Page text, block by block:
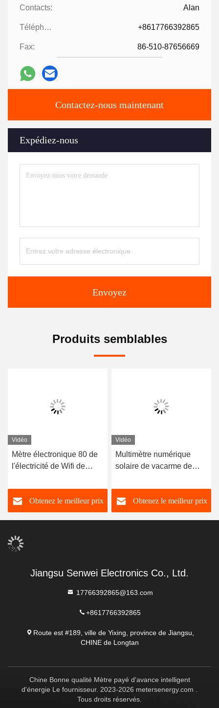
Contacts: Alan
Téléphone: +8617766392865
Fax: 86-510-87656669
Contactez-nous maintenant
Expédiez-nous
Envoyez
Produits semblables
Vidéo
Mètre électronique 80 de
l'électricité de Wifi de
vacarme monophasé de
C.C à 260VAC
Obtenez le meilleur prix
Vidéo
Multimètre numérique
solaire de vacarme de
du gigaoctet T17215 pour
la pile de remplissage de
véhicule de New Energy
Obtenez le meilleur prix
Jiangsu Senwei Electronics Co., Ltd.
17766392865@163.com
+8617766392865
Route est #189, ville de Yixing, province de Jiangsu,
CHINE de Longtan
Chine Bonne qualité Mètre payé d'avance intelligent
d'énergie Le fournisseur. 2023-2026 metersenergy.com .
Tous droits réservés.